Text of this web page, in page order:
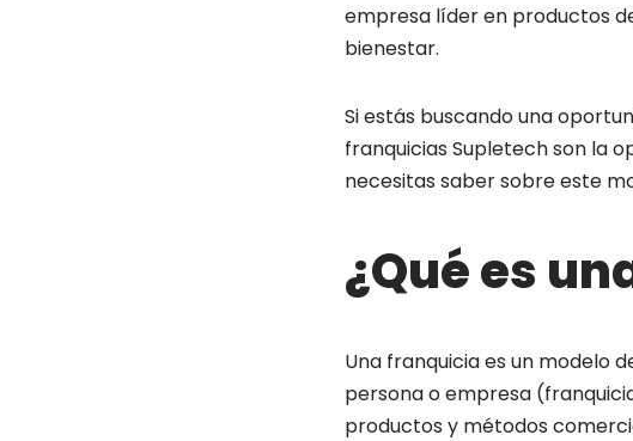
empresa líder en productos
bienestar.
Si estás buscando una
franquicias Supletech son la
necesitas saber sobre este
¿Qué es
Una franquicia es un modelo
persona o empresa
productos y métodos